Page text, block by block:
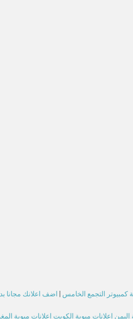
كمبيوتر التجمع الخامس اضف اعلانك مجانا
اليمن اعلانات مبوبة الكويت اعلانات مبوبة